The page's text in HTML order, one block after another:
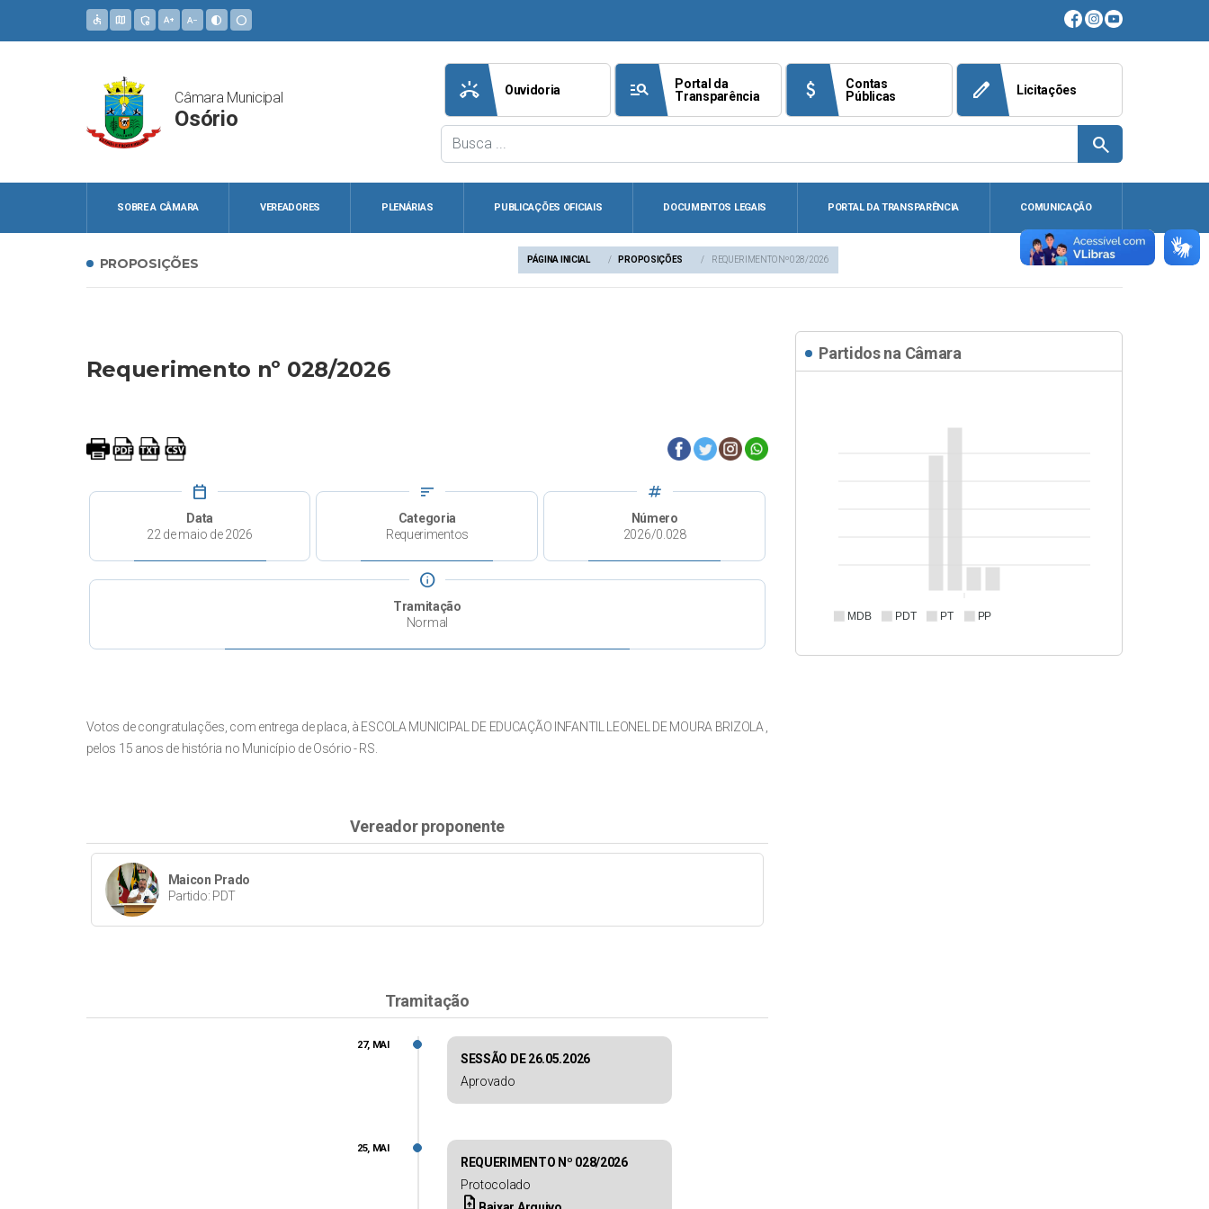
accessible map admin_panel_settings text_increase text_decrease contrast circle
Câmara Municipal
Osório
ring_volume Ouvidoria manage_search
Portal da
Transparência
attach_money
Contas
Públicas
edit Licitações
search
SOBRE A CÂMARA VEREADORES PLENÁRIAS PUBLICAÇÕES OFICIAIS DOCUMENTOS LEGAIS PORTAL DA TRANSPARÊNCIA COMUNICAÇÃO
PROPOSIÇÕES PÁGINA INICIAL PROPOSIÇÕES REQUERIMENTO Nº 028/2026
Requerimento nº 028/2026
calendar_today
Data
22 de maio de 2026
sort
Categoria
Requerimentos
tag
Número
2026/0.028
info
Tramitação
Normal
Votos de congratulações, com entrega de placa, à ESCOLA MUNICIPAL DE EDUCAÇÃO INFANTIL LEONEL DE MOURA BRIZOLA ,
pelos 15 anos de história no Município de Osório - RS.
Vereador proponente
Maicon Prado
Partido: PDT
Tramitação
SESSÃO DE 26.05.2026
Aprovado
27, MAI
REQUERIMENTO Nº 028/2026
Protocolado
upload_file
25, MAI
Partidos na Câmara
MDB PDT PT PP